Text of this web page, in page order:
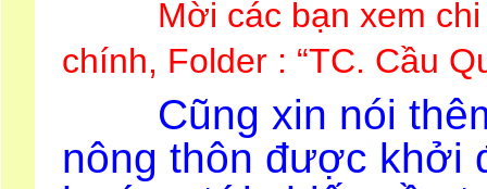
Mời các bạn xem
chính, Folder : “TC. Cầu
Cũng xin nói
nông thôn được